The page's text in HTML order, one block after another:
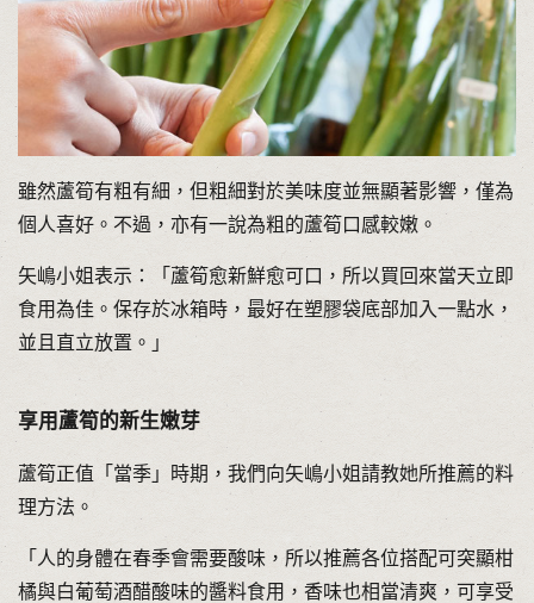
雖然蘆筍有粗有細，但粗細對於美味度並無顯著影響，僅為
個人喜好。不過，亦有一說為粗的蘆筍口感較嫩。
矢嶋小姐表示：「蘆筍愈新鮮愈可口，所以買回來當天立即
食用為佳。保存於冰箱時，最好在塑膠袋底部加入一點水，
並且直立放置。」
享用蘆筍的新生嫩芽
蘆筍正值「當季」時期，我們向矢嶋小姐請教她所推薦的料
理方法。
「人的身體在春季會需要酸味，所以推薦各位搭配可突顯柑
橘與白葡萄酒醋酸味的醬料食用，香味也相當清爽，可享受